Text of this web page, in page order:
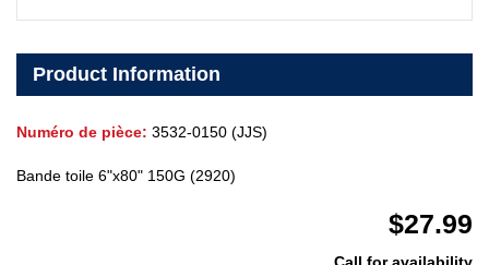
Product Information
Numéro de pièce: 3532-0150 (JJS)
Bande toile 6"x80" 150G (2920)
$27.99